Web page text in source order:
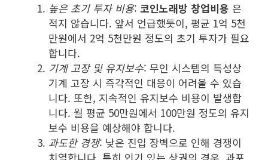
높은 초기 투자 비용: 코인노래방 창업비용 은
적지 않습니다. 앞서 언급했듯이, 평균 1억 5천
만원에서 2억 5천만원 정도의 초기 투자가 필요
합니다.
기계 고장 및 유지보수: 무인 시스템의 특성상
기계 고장 시 즉각적인 대응이 어려울 수 있습
니다. 또한, 지속적인 유지보수 비용이 발생합
니다. 월 평균 50만원에서 100만원 정도의 유지
보수 비용을 예상해야 합니다.
과도한 경쟁: 낮은 진입 장벽으로 인해 경쟁이